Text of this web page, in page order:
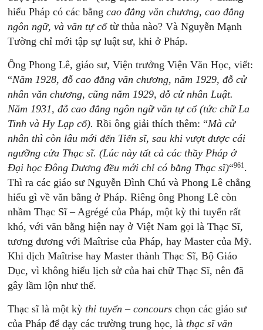
hiểu Pháp có các bằngcao đẳng văn chương, cao đẳng
ngôn ngữ, và văn tự cổtừ thủa nào? Và Nguyễn Mạnh
Tường chỉ mới tập sự luật sư, khi ở Pháp.
Ông Phong Lê, giáo sư, Viện trưởng Viện Văn Học, viết:
“Năm 1928, đỗ cao đẳng văn chương, năm 1929, đỗ cử
nhân văn chương, cũng năm 1929, đỗ cử nhân Luật.
Năm 1931, đỗ cao đẳng ngôn ngữ văn tự cổ (tức chữ La
Tinh và Hy Lạp cổ). Rồi ông giải thích thêm: “Mà cử
nhân thì còn lâu mới đến Tiến sĩ, sau khi vượt được cái
ngưỡng cửa Thạc sĩ. (Lúc này tất cả các thầy Pháp ở
Đại học Đông Dương đều mới chỉ có bằng Thạc sĩ)“961.
Thì ra các giáo sư Nguyễn Đình Chú và Phong Lê chẳng
hiểu gì về văn bằng ở Pháp. Riêng ông Phong Lê còn
nhầm Thạc Sĩ – Agrégé của Pháp, một kỳ thi tuyển rất
khó, với văn bằng hiện nay ở Việt Nam gọi là Thạc Sĩ,
tương đương với Maîtrise của Pháp, hay Master của Mỹ.
Khi dịch Maîtrise hay Master thành Thạc Sĩ, Bộ Giáo
Dục, vì không hiểu lịch sử của hai chữ Thạc Sĩ, nên đã
gây lầm lộn như thế.
Thạc sĩ là một kỳthi tuyển – concours chọn các giáo sư
của Pháp để dạy các trường trung học, làthạc sĩ văn